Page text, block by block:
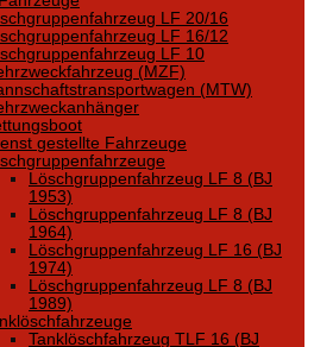
LF 20/16
LF 16/12
LF 10
(MZF)
(MTW)
gestellte Fahrzeuge
Löschgruppenfahrzeug LF 8 (BJ
1953)
Löschgruppenfahrzeug LF 8 (BJ
1964)
Löschgruppenfahrzeug LF 16 (BJ
1974)
Löschgruppenfahrzeug LF 8 (BJ
1989)
Tanklöschfahrzeug TLF 16 (BJ